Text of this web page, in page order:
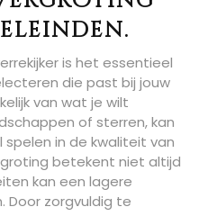
is het essentieel
die past bij jouw
van wat je wilt
of sterren, kan
in de kwaliteit van
betekent niet altijd
kan een lagere
Door zorgvuldig te